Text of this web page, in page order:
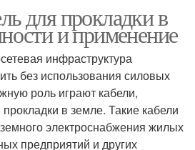
для прокладки в
и применение
инфраструктура
без использования силовых
роль играют кабели,
в земле. Такие кабели
электроснабжения жилых
предприятий и других